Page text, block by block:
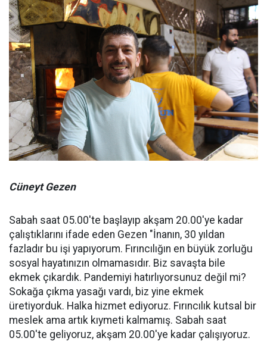
Cüneyt Gezen
Sabah saat 05.00'te başlayıp akşam 20.00'ye kadar
çalıştıklarını ifade eden Gezen "İnanın, 30 yıldan
fazladır bu işi yapıyorum. Fırıncılığın en büyük zorluğu
sosyal hayatınızın olmamasıdır. Biz savaşta bile
ekmek çıkardık. Pandemiyi hatırlıyorsunuz değil mi?
Sokağa çıkma yasağı vardı, biz yine ekmek
üretiyorduk. Halka hizmet ediyoruz. Fırıncılık kutsal bir
meslek ama artık kıymeti kalmamış. Sabah saat
05.00'te geliyoruz, akşam 20.00'ye kadar çalışıyoruz.